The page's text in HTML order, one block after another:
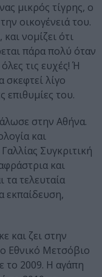
μικρός τίγρης, ο
οικογένειά του.
νομίζει ότι
πάρα πολύ όταν
τις ευχές! Ή
λίγο
επιθυμίες του.
στην Αθήνα.
και
Συγκριτική
και
τα τελευταία
εκπαίδευση,
και ζει στην
Εθνικό Μετσόβιο
το 2009. Η αγάπη